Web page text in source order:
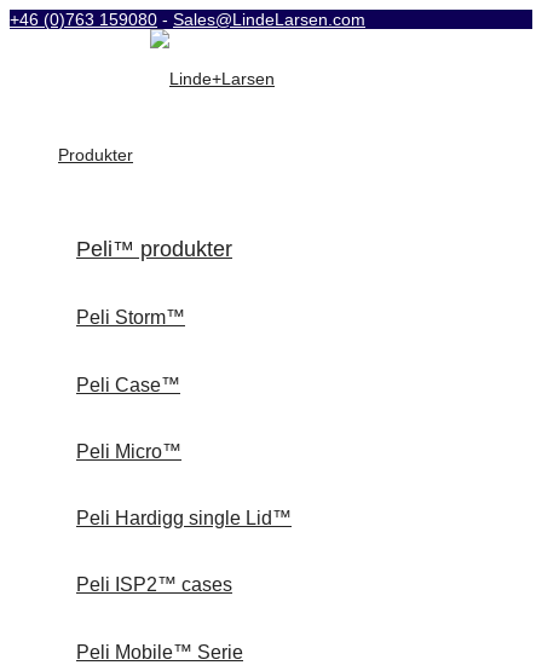
+46 (0)763 159080 - Sales@LindeLarsen.com
Produkter
Peli™ produkter
Peli Storm™
Peli Case™
Peli Micro™
Peli Hardigg single Lid™
Peli ISP2™ cases
Peli Mobile™ Serie